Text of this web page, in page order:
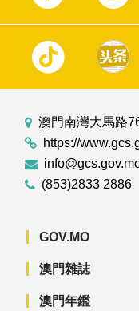
澳門南灣大馬路
https://
(853)2833 2886
GOV.MO
澳門雜誌
澳門年鑑